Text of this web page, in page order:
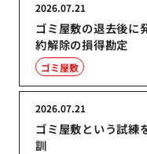
ゴミ屋敷の退去後に
約解除の損得勘定
2026.07.21
ゴミ屋敷
ゴミ屋敷という試練
訓
2026.07.21